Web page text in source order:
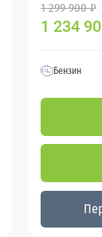
1 299 900 ₽
1 234
Бензин